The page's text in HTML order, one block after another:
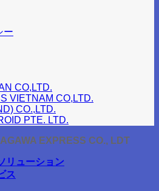
ー
CO,LTD.
VIETNAM CO,LTD.
CO.,LTD.
PTE. LTD.
EXPRESS CO., LDT
リューション
ス